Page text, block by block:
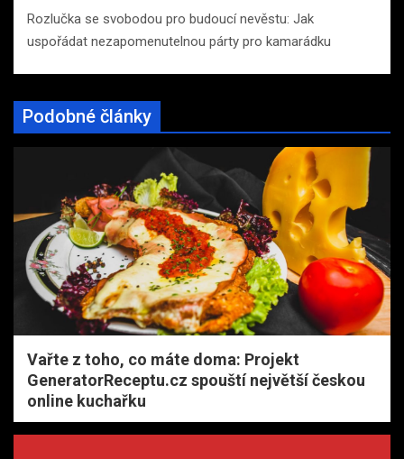
Rozlučka se svobodou pro budoucí nevěstu: Jak
uspořádat nezapomenutelnou párty pro kamarádku
Podobné články
Vařte z toho, co máte doma: Projekt
GeneratorReceptu.cz spouští největší českou
online kuchařku